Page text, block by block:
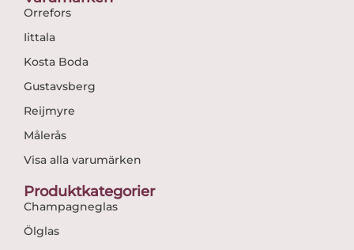
Orrefors
Iittala
Kosta Boda
Gustavsberg
Reijmyre
Målerås
Visa alla varumärken
Produktkategorier
Champagneglas
Ölglas